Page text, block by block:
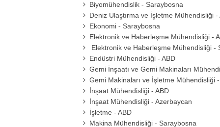
Biyomühendislik - Saraybosna
Deniz Ulaştırma ve İşletme Mühendisliği -
Ekonomi - Saraybosna
Elektronik ve Haberleşme Mühendisliği -
Elektronik ve Haberleşme Mühendisliği -
Endüstri Mühendisliği - ABD
Gemi İnşaatı ve Gemi Makinaları
Gemi Makinaları ve İşletme Mühendisliği
İnşaat Mühendisliği - ABD
İnşaat Mühendisliği - Azerbaycan
İşletme - ABD
Makina Mühendisliği - Saraybosna